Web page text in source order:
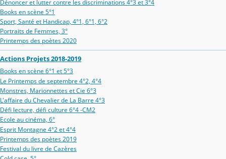
Dénoncer et lutter contre les discriminations 4°3 et 3°4
Books en scène 5°1
Sport, Santé et Handicap, 4°1, 6°1, 6°2
Portraits de Femmes, 3°
Printemps des poètes 2020
Actions Projets 2018-2019
Books en scène 6°1 et 5°3
Le Printemps de septembre 4°2, 4°4
Monstres, Marionnettes et Cie 6°3
L'affaire du Chevalier de La Barre 4°3
Défi lecture, défi culture 6°4 -CM2
Ecole au cinéma, 6°
Esprit Montagne 4°2 et 4°4
Printemps des poètes 2019
Festival du livre de Cazères